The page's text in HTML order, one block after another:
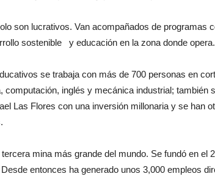
son lucrativos. Van acompañados de programas
sostenible y educación en la zona donde opera.
se trabaja con más de 700 personas en
computación, inglés y mecánica industrial; también
Las Flores con una inversión millonaria y se han
mina más grande del mundo. Se fundó en el
entonces ha generado unos 3,000 empleos